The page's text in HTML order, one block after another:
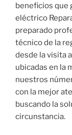
beneficios que
eléctrico
preparado
técnico de la
desde la visita
ubicadas en la
nuestros
con la mejor
buscando la
circunstancia.